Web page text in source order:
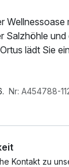
Salzhöhle und
lädt Sie
ist
Salzgrotte
/
Nr: A454788-
Kontakt zu